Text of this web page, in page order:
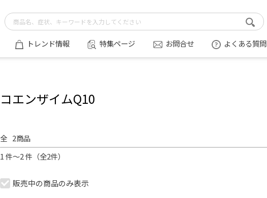
トレンド情報 特集ページ お問合せ よくある質問
コエンザイムQ10
全 2商品
1 件～2 件（全2件）
販売中の商品のみ表示